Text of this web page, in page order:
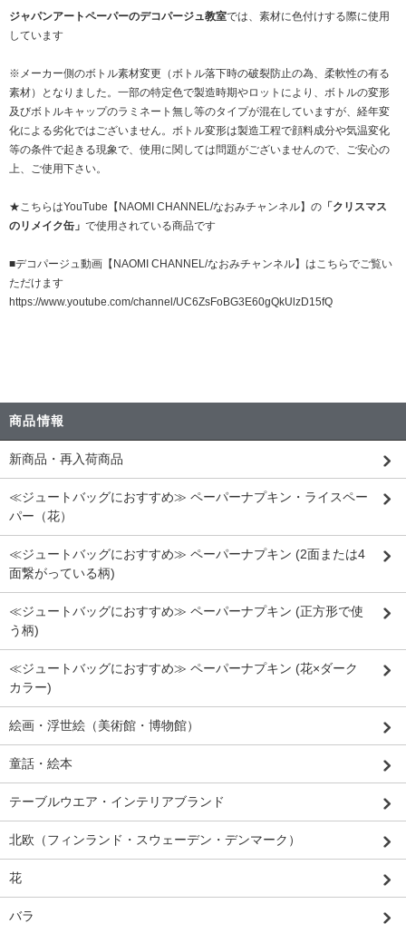
ジャパンアートペーパーのデコパージュ教室では、素材に色付けする際に使用
しています
※メーカー側のボトル素材変更（ボトル落下時の破裂防止の為、柔軟性の有る
素材）となりました。一部の特定色で製造時期やロットにより、ボトルの変形
及びボトルキャップのラミネート無し等のタイプが混在していますが、経年変
化による劣化ではございません。ボトル変形は製造工程で顔料成分や気温変化
等の条件で起きる現象で、使用に関しては問題がございませんので、ご安心の
上、ご使用下さい。
★こちらはYouTube【NAOMI CHANNEL/なおみチャンネル】の 「クリスマス
のリメイク缶」 で使用されている商品です
■デコパージュ動画【NAOMI CHANNEL/なおみチャンネル】はこちらでご覧い
ただけます
https://www.youtube.com/channel/UC6ZsFoBG3E60gQkUlzD15fQ
商品情報
新商品・再入荷商品
≪ジュートバッグにおすすめ≫ ペーパーナプキン・ライスペー
パー（花）
≪ジュートバッグにおすすめ≫ ペーパーナプキン (2面または4
面繋がっている柄)
≪ジュートバッグにおすすめ≫ ペーパーナプキン (正方形で使
う柄)
≪ジュートバッグにおすすめ≫ ペーパーナプキン (花×ダーク
カラー)
絵画・浮世絵（美術館・博物館）
童話・絵本
テーブルウエア・インテリアブランド
北欧（フィンランド・スウェーデン・デンマーク）
花
バラ